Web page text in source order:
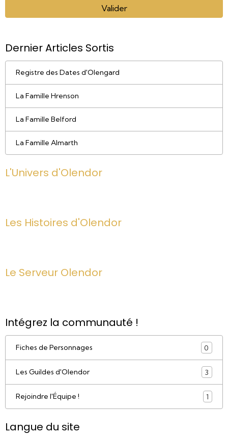
Valider
Dernier Articles Sortis
Registre des Dates d'Olengard
La Famille Hrenson
La Famille Belford
La Famille Almarth
L'Univers d'Olendor
Les Histoires d'Olendor
Le Serveur Olendor
Intégrez la communauté !
Fiches de Personnages 0
Les Guildes d'Olendor 3
Rejoindre l'Équipe ! 1
Langue du site